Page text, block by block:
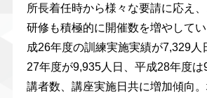
所長着任時から様々な要請に応え
研修も積極的に開催数を増やして
成26年度の訓練実施実績が7,329人
27年度が9,935人日、平成28年度
講者数、講座実施日共に増加傾向